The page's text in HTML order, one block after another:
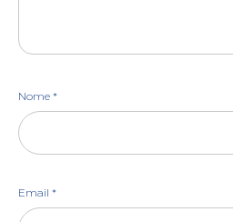
Nome *
Email *